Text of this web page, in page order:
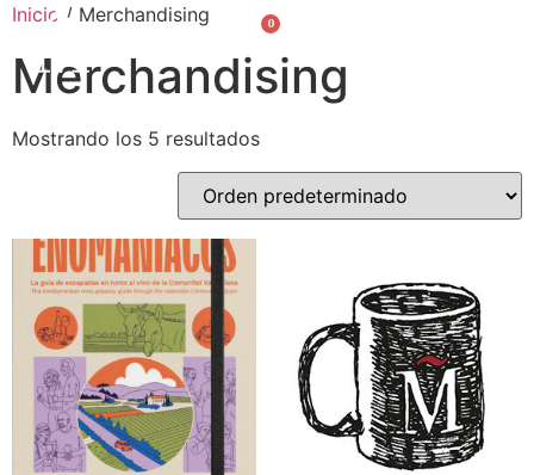
0
Inicio / Merchandising
Merchandising
Mostrando los 5 resultados